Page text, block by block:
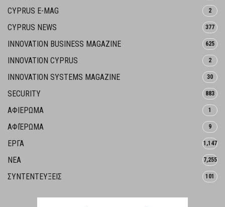
CYPRUS E-MAG 2
CYPRUS NEWS 377
INNOVATION BUSINESS MAGAZINE 625
INNOVATION CYPRUS 2
INNOVATION SYSTEMS MAGAZINE 30
SECURITY 883
ΑΦΙΕΡΩΜΑ 1
ΑΦΙΈΡΩΜΑ 9
ΕΡΓΑ 1,147
ΝΕΑ 7,255
ΣΥΝΤΕΝΤΕΥΞΕΙΣ 101